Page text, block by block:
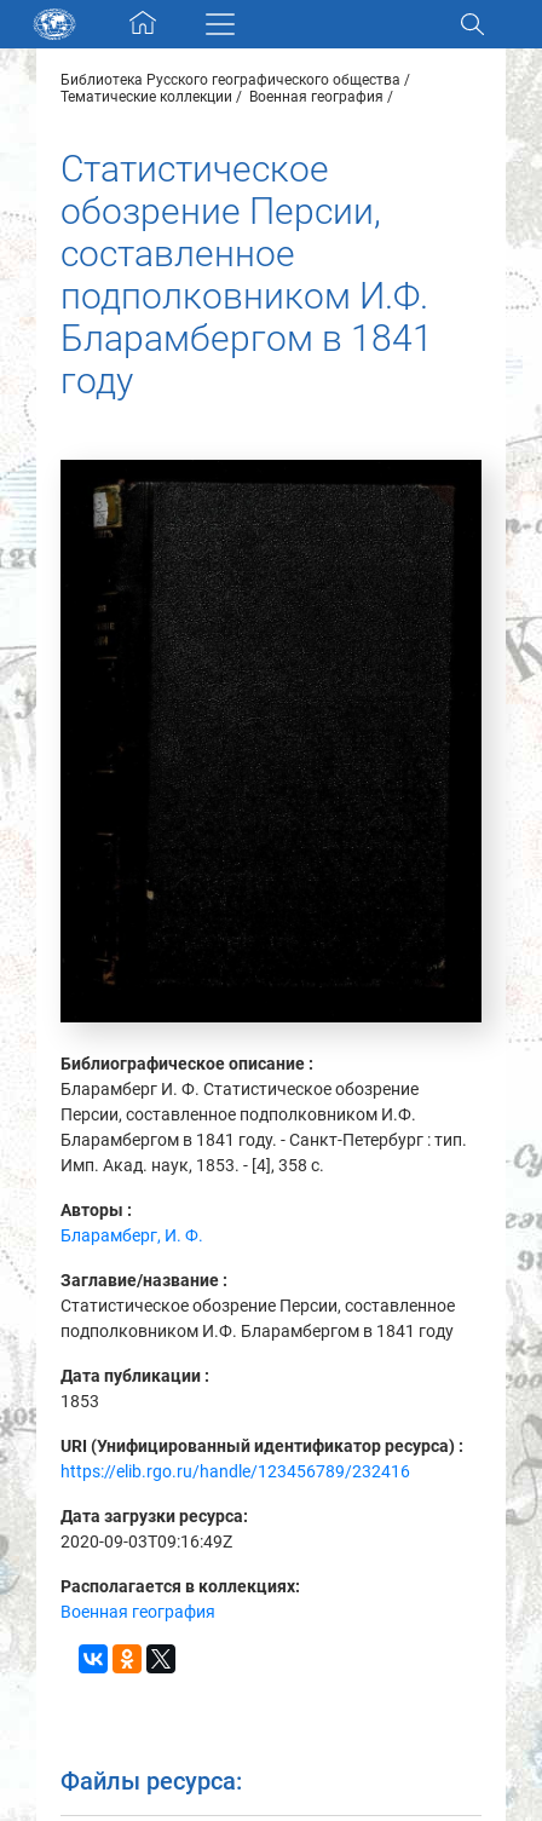
Skip navigation
Разделы и коллекции
Электронный каталог
Новости
О нас
Контакты
Партнеры
Найти
Библиотека Русского географического общества
Тематические коллекции
Военная география
Статистическое
обозрение Персии,
составленное
подполковником И.Ф.
Бларамбергом в 1841
году
Библиографическое описание :
Бларамберг И. Ф. Статистическое обозрение
Персии, составленное подполковником И.Ф.
Бларамбергом в 1841 году. - Санкт-Петербург : тип.
Имп. Акад. наук, 1853. - [4], 358 с.
Авторы :
Бларамберг, И. Ф.
Заглавие/название :
Статистическое обозрение Персии, составленное
подполковником И.Ф. Бларамбергом в 1841 году
Дата публикации :
1853
URI (Унифицированный идентификатор ресурса) :
https://elib.rgo.ru/handle/123456789/232416
Дата загрузки ресурса:
2020-09-03T09:16:49Z
Располагается в коллекциях:
Военная география
Файлы ресурса: